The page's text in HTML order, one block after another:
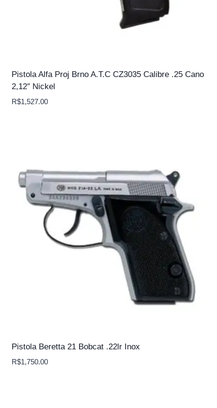
Pistola Alfa Proj Brno A.T.C CZ3035 Calibre .25 Cano
2,12″ Nickel
R$1,527.00
Pistola Beretta 21 Bobcat .22lr Inox
R$1,750.00